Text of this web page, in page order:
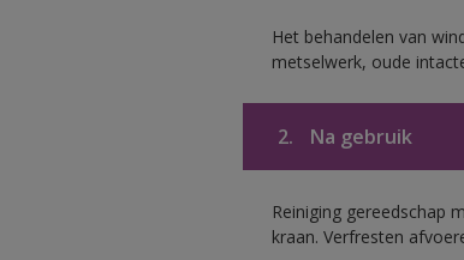
Het behandelen van
metselwerk, oude
2. Na gebruik
Reiniging gereedschap
kraan. Verfresten